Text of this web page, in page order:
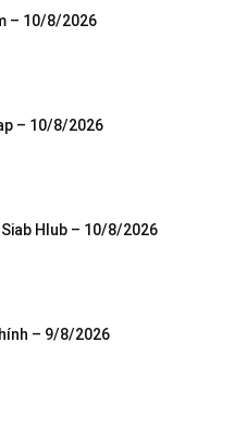
– 10/8/2026
– 10/8/2026
Siab Hlub – 10/8/2026
– 9/8/2026